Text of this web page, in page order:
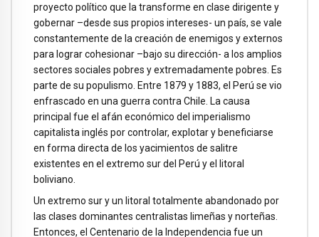
proyecto político que la transforme en clase dirigente y
gobernar –desde sus propios intereses- un país, se vale
constantemente de la creación de enemigos y externos
para lograr cohesionar –bajo su dirección- a los amplios
sectores sociales pobres y extremadamente pobres. Es
parte de su populismo. Entre 1879 y 1883, el Perú se vio
enfrascado en una guerra contra Chile. La causa
principal fue el afán económico del imperialismo
capitalista inglés por controlar, explotar y beneficiarse
en forma directa de los yacimientos de salitre
existentes en el extremo sur del Perú y el litoral
boliviano.
Un extremo sur y un litoral totalmente abandonado por
las clases dominantes centralistas limeñas y norteñas.
Entonces, el Centenario de la Independencia fue un